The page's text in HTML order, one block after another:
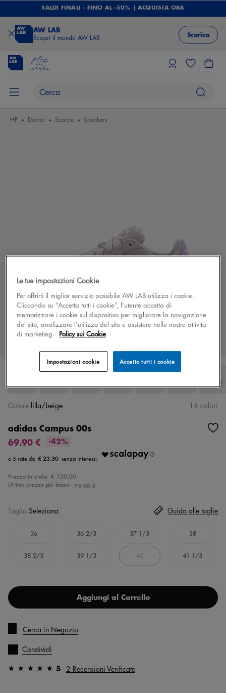
SALDI FINALI - FINO AL -50% | ACQUISTA ORA
AW LAB
Scopri il mondo AW LAB Scarica
HP Donna Scarpe Sneakers
adidas Campus 00s
69.90 €
-42%
€ 23.30
Prezzo iniziale: € 120.00
Ultimo prezzo più basso: 79.90 €
Colore lilla/beige 14 colori
Taglia Seleziona
36 36 2/3 37 1/3 38
38 2/3 39 1/3 40 41 1/3
Guida alle taglie
Aggiungi al Carrello
Cerca in Negozio
Condividi
5 2 Recensioni Verificate
Le tue impostazioni Cookie
Per offrirti il miglior servizio possibile AW LAB utilizza i cookie.
Cliccando su “Accetta tutti i cookie”, l'utente accetta di
memorizzare i cookie sul dispositivo per migliorare la navigazione
del sito, analizzare l'utilizzo del sito e assistere nelle nostre attività
di marketing. Policy sui Cookie
Accetta tutti i cookie
Impostazioni cookie